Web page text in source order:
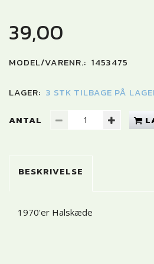
39,00
MODEL/VARENR.: 1453475
LAGER: 3 STK TILBAGE PÅ
ANTAL
BESKRIVELSE
1970'er Halskæde